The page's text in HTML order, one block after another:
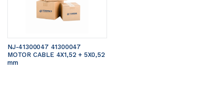
NJ-41300047 41300047
MOTOR CABLE 4X1,52 + 5X0,52
mm